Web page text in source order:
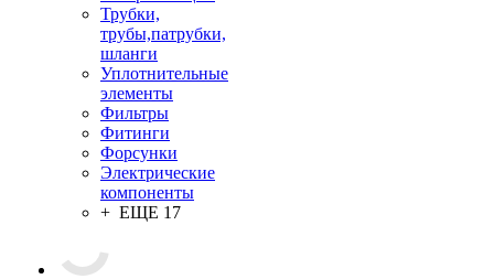
Трубки,
трубы,патрубки,
шланги
Уплотнительные
элементы
Фильтры
Фитинги
Форсунки
Электрические
компоненты
+ ЕЩЕ 17